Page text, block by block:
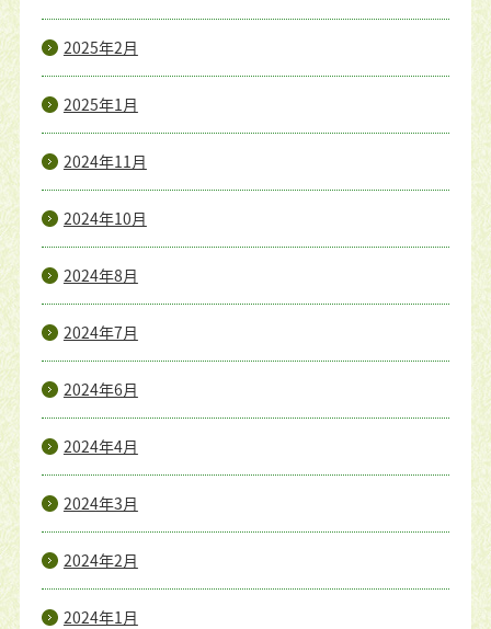
2025年2月
2025年1月
2024年11月
2024年10月
2024年8月
2024年7月
2024年6月
2024年4月
2024年3月
2024年2月
2024年1月